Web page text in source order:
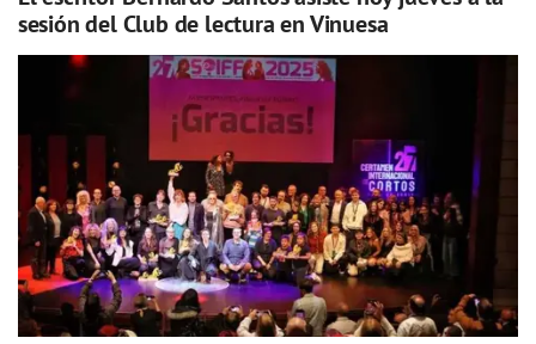
sesión del Club de lectura en Vinuesa